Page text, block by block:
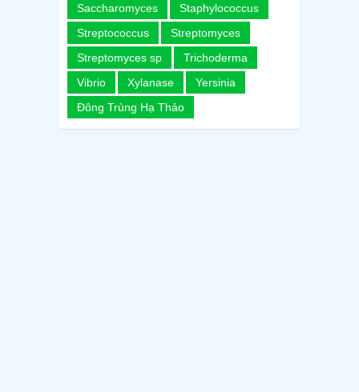
Saccharomyces
Staphylococcus
Streptococcus
Streptomyces
Streptomyces sp
Trichoderma
Vibrio
Xylanase
Yersinia
Đông Trùng Hạ Thảo